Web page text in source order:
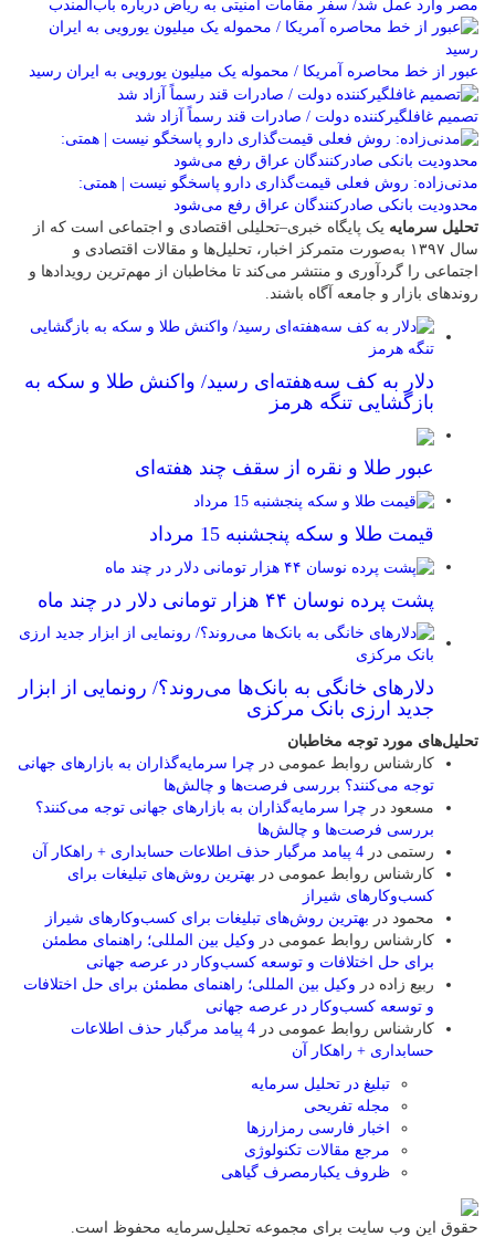
مصر وارد عمل شد/ سفر مقامات امنیتی به ریاض درباره باب‌المندب
عبور از خط محاصره آمریکا / محموله یک میلیون یورویی به ایران رسید
تصمیم غافلگیرکننده دولت / صادرات قند رسماً آزاد شد
مدنی‌زاده: روش فعلی قیمت‌گذاری دارو پاسخگو نیست | همتی:
محدودیت بانکی صادرکنندگان عراق رفع می‌شود
تحلیل سرمایه یک پایگاه خبری–تحلیلی اقتصادی و اجتماعی است که از
سال ۱۳۹۷ به‌صورت متمرکز اخبار، تحلیل‌ها و مقالات اقتصادی و
اجتماعی را گردآوری و منتشر می‌کند تا مخاطبان از مهم‌ترین رویدادها و
روندهای بازار و جامعه آگاه باشند.
دلار به کف سه‌هفته‌ای رسید/ واکنش طلا و سکه به
بازگشایی تنگه هرمز
عبور طلا و نقره از سقف چند هفته‌ای
قیمت طلا و سکه پنجشنبه 15 مرداد
پشت پرده نوسان ۴۴ هزار تومانی دلار در چند ماه
دلارهای خانگی به بانک‌ها می‌روند؟/ رونمایی از ابزار
جدید ارزی بانک مرکزی
تحلیل‌های مورد توجه مخاطبان
کارشناس روابط عمومی در چرا سرمایه‌گذاران به بازارهای جهانی
توجه می‌کنند؟ بررسی فرصت‌ها و چالش‌ها
مسعود در چرا سرمایه‌گذاران به بازارهای جهانی توجه می‌کنند؟
بررسی فرصت‌ها و چالش‌ها
رستمی در 4 پیامد مرگبار حذف اطلاعات حسابداری + راهکار آن
کارشناس روابط عمومی در بهترین روش‌های تبلیغات برای
کسب‌وکارهای شیراز
محمود در بهترین روش‌های تبلیغات برای کسب‌وکارهای شیراز
کارشناس روابط عمومی در وکیل بین المللی؛ راهنمای مطمئن
برای حل اختلافات و توسعه کسب‌وکار در عرصه جهانی
ربیع زاده در وکیل بین المللی؛ راهنمای مطمئن برای حل اختلافات
و توسعه کسب‌وکار در عرصه جهانی
کارشناس روابط عمومی در
4 پیامد مرگبار حذف اطلاعات
حسابداری + راهکار آن
تبلیغ در تحلیل سرمایه
مجله تفریحی
اخبار فارسی رمزارزها
مرجع مقالات تکنولوژی
ظروف یکبارمصرف گیاهی
حقوق این وب سایت برای مجموعه تحلیل‌سرمایه محفوظ است.